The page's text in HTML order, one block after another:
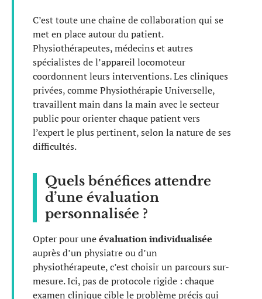
C’est toute une chaîne de collaboration qui se
met en place autour du patient.
Physiothérapeutes, médecins et autres
spécialistes de l’appareil locomoteur
coordonnent leurs interventions. Les cliniques
privées, comme Physiothérapie Universelle,
travaillent main dans la main avec le secteur
public pour orienter chaque patient vers
l’expert le plus pertinent, selon la nature de ses
difficultés.
Quels bénéfices attendre
d’une évaluation
personnalisée ?
Opter pour uneévaluation individualisée
auprès d’un physiatre ou d’un
physiothérapeute, c’est choisir un parcours sur-
mesure. Ici, pas de protocole rigide : chaque
examen clinique cible le problème précis qui